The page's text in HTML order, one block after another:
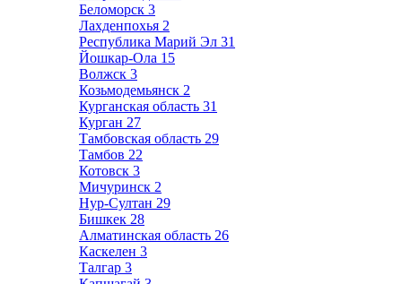
Беломорск 3
Лахденпохья 2
Республика Марий Эл 31
Йошкар-Ола 15
Волжск 3
Козьмодемьянск 2
Курганская область 31
Курган 27
Тамбовская область 29
Тамбов 22
Котовск 3
Мичуринск 2
Нур-Султан 29
Бишкек 28
Алматинская область 26
Каскелен 3
Талгар 3